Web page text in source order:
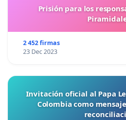
Prisión para los
2 452 firmas
23 Dec 2023
Invitación oficial al Papa
Colombia como